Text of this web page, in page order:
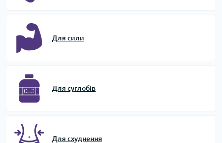
Для сили
Для суглобів
Для схуднення